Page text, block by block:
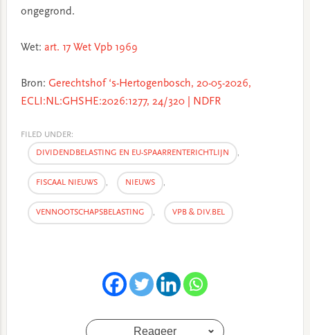
ongegrond.
Wet: art. 17 Wet Vpb 1969
Bron: Gerechtshof ‘s-Hertogenbosch, 20-05-2026,
ECLI:NL:GHSHE:2026:1277, 24/320 | NDFR
FILED UNDER:
DIVIDENDBELASTING EN EU-SPAARRENTERICHTLIJN ,
FISCAAL NIEUWS , NIEUWS ,
VENNOOTSCHAPSBELASTING , VPB & DIV.BEL
Reageer